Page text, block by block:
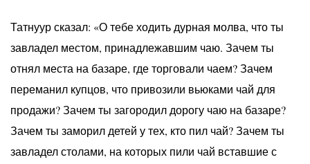
Татнуур сказал: «О тебе ходить дурная молва, что ты
завладел местом, принадлежавшим чаю. Зачем ты
отнял места на базаре, где торговали чаем? Зачем
переманил купцов, что привозили вьюками чай для
продажи? Зачем ты загородил дорогу чаю на базаре?
Зачем ты заморил детей у тех, кто пил чай? Зачем ты
завладел столами, на которых пили чай вставшие с